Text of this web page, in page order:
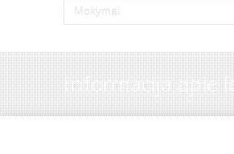
Mokymai
Informacija apie